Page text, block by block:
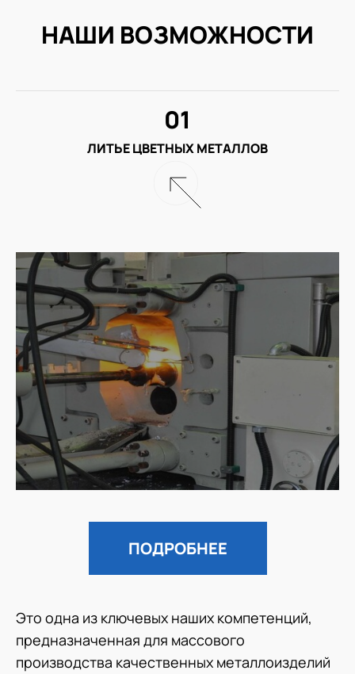
НАШИ ВОЗМОЖНОСТИ
ЛИТЬЕ ЦВЕТНЫХ МЕТАЛЛОВ
01
ПОДРОБНЕЕ
Это одна из ключевых наших компетенций,
предназначенная для массового
производства качественных металлоизделий